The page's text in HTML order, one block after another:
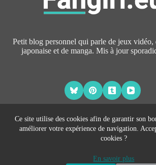
Ce site utilise des cookies afin de garantir son
améliorer votre expérience de navigation.
cookies ?
En savoir plus
Petit blog personnel qui parle de jeux vidéo,
japonaise et de manga. Mis à jour
À PROPOS
CONTACT
Johann